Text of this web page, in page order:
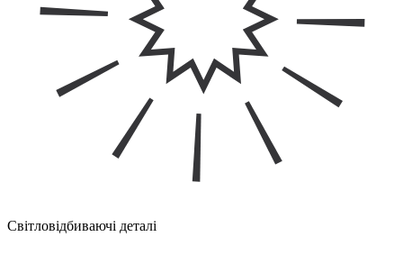
Світловідбиваючі деталі